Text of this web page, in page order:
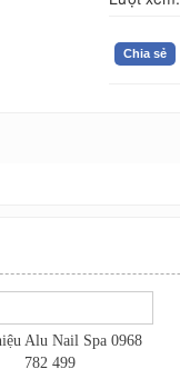
Chia sẻ
Alu Nail Spa 0968
782 499